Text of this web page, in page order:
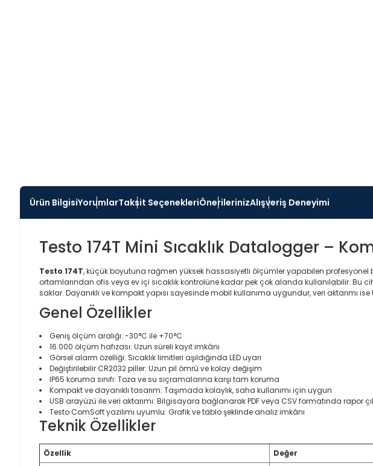
Ürün BilgisiYorumlarTaksit SeçenekleriÖnerilerinizAlışveriş Deneyimi
Testo 174T Mini Sıcaklık Datalogger –
Testo 174T, küçük boyutuna rağmen yüksek hassasiyetli ölçümler yapabilen profesyonel
ortamlarından ofis veya ev içi sıcaklık kontrolüne kadar pek çok alanda kullanılabilir. Bu
saklar. Dayanıklı ve kompakt yapısı sayesinde mobil kullanıma uygundur, veri aktarımı ise
Genel Özellikler
Geniş ölçüm aralığı: -30°C ile +70°C
16.000 ölçüm hafızası: Uzun süreli kayıt imkânı
Görsel alarm özelliği: Sıcaklık limitleri aşıldığında LED uyarı
Değiştirilebilir CR2032 piller: Uzun pil ömrü ve kolay değişim
IP65 koruma sınıfı: Toza ve su sıçramalarına karşı tam koruma
Kompakt ve dayanıklı tasarım: Taşımada kolaylık, saha kullanımı için uygun
USB arayüzü ile veri aktarımı: Bilgisayara bağlanarak PDF veya CSV formatında rapor
Testo ComSoft yazılımı uyumlu: Grafik ve tablo şeklinde analiz imkânı
Teknik Özellikler
Özellik
Değer